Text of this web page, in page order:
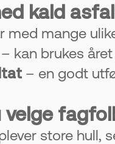
kald
med mange
kan brukes
– en godt
velge
store hull,